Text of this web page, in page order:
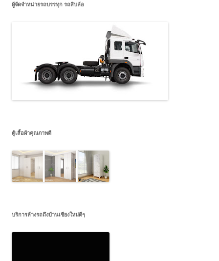
ผู้จัดจำหน่ายรถบรรทุก รถสิบล้อ
ตู้เสื้อผ้าคุณภาพดี
บริการล้างรถถึงบ้านเชียงใหม่ดีๆ